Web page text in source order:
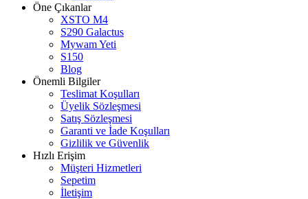
Öne Çıkanlar
XSTO M4
S290 Galactus
Mywam Yeti
S150
Blog
Önemli Bilgiler
Teslimat Koşulları
Üyelik Sözleşmesi
Satış Sözleşmesi
Garanti ve İade Koşulları
Gizlilik ve Güvenlik
Hızlı Erişim
Müşteri Hizmetleri
Sepetim
İletişim